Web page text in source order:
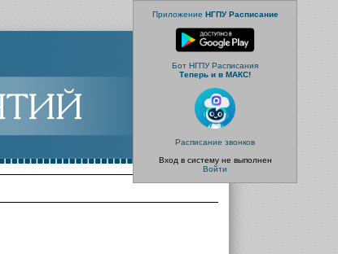
Приложение НГПУ Расписание
Бот НГПУ Расписания
Теперь и в МАКС!
Расписание звонков
Вход в систему не выполнен
Войти